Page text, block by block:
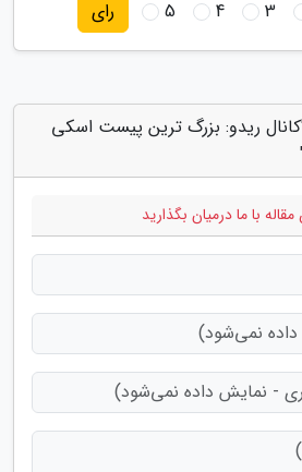
3
4
5 رای
ریدو: بزرگ ترین پیست اسکی
با ما درمیان بگذارید